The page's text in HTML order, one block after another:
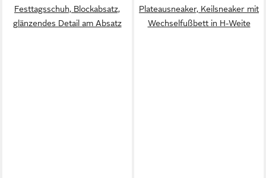
Festtagsschuh, Blockabsatz,
glänzendes Detail am Absatz
Plateausneaker, Keilsneaker mit
Wechselfußbett in H-Weite